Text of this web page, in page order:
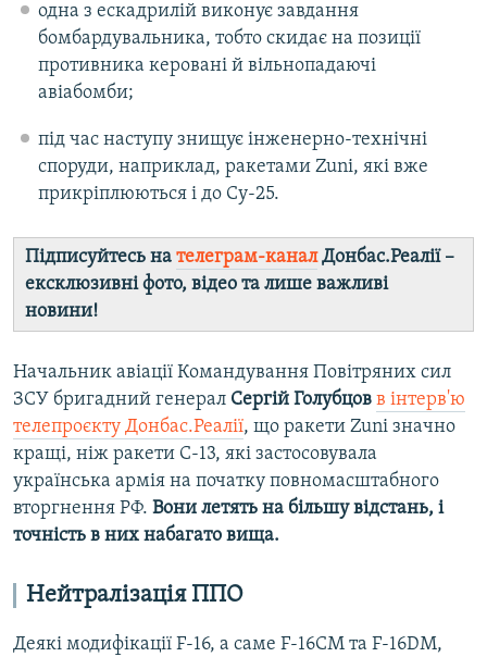
одна з ескадрилій виконує завдання
бомбардувальника, тобто скидає на позиції
противника керовані й вільнопадаючі
авіабомби;
під час наступу знищує інженерно-технічні
споруди, наприклад, ракетами Zuni, які вже
прикріплюються і до Су-25.
Підписуйтесь на телеграм-каналДонбас.Реалії –
ексклюзивні фото, відео та лише важливі
новини!
Начальник авіації Командування Повітряних сил
ЗСУ бригадний генерал Сергій Голубцов в інтерв'ю
телепроєкту Донбас.Реалії, що ракети Zuni значно
кращі, ніж ракети С-13, які застосовувала
українська армія на початку повномасштабного
вторгнення РФ. Вони летять на більшу відстань, і
точність в них набагато вища.
Нейтралізація ППО
Деякі модифікації F-16, а саме F-16CM та F-16DM,